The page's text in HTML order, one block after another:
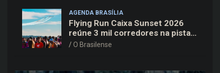
AGENDA BRASÍLIA
Flying Run Caixa Sunset 2026
reúne 3 mil corredores na pista
do Aeroporto de Brasília neste
O Brasilense